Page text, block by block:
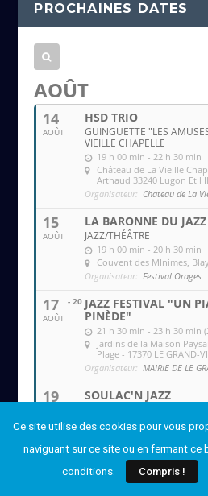
e
m
i
PROCHAINES DATES
AOÛT
14
AOÛT
HSD TRIO
GUINGUETTE "LES
VIEILLE CHAPELLE
19 h 00 min - 22 h 30 min
Château de La Vieille
Arthaud 33240 Lugon Et l
Organisateur: Chateau de La
15
AOÛT
LA BARONNE DU JAZZ
JAZZ/THÉÂTRE
19 h 00 min - 20 h 30 min
Couvent des MInimes,
Organisateur: Festival Orages
17
AOÛT
- 20 JAZZ FESTIVAL "UN
PINÈDE"
21 h 30 min - 23 h 30 min
Jardins de la Maison
Plage - 17370 LE GRAND-
Organisateur: MAIRIE DE LE
19 SOULAC'N JAZZ
(Toute La Journée)
Salle Notre-Dame et
rue Gallieni et Esplanade
Organisateur: Soulac'n Jazz
SOULAC'N JAZZ
Ce site utilise des cookies pour vous
naviguant sur ce site ou en fermant ce
conditions.
Compris !